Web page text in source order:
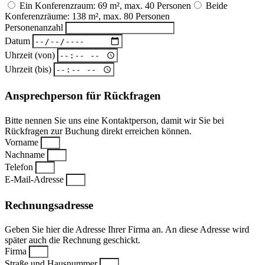
Ein Konferenzraum: 69 m², max. 40 Personen
Beide
Konferenzräume: 138 m², max. 80 Personen
Personenanzahl
Datum
Uhrzeit (von)
Uhrzeit (bis)
⁣Ansprechperson für Rückfragen
Bitte nennen Sie uns eine Kontaktperson, damit wir Sie bei
Rückfragen zur Buchung direkt erreichen können.
Vorname
Nachname
Telefon
E-Mail-Adresse
Rechnungsadresse
Geben Sie hier die Adresse Ihrer Firma an. An diese Adresse wird
später auch die Rechnung geschickt.
Firma